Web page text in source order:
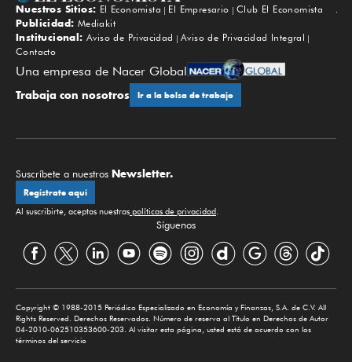
Subir
Nuestros Sitios: El Economista El Empresario
Club El Economista
Publicidad: Mediakit
Institucional: Aviso de Privacidad
Aviso de Privacidad Integral
Contacto
Una empresa de Nacer Global
Trabaja con nosotros Ir a la bolsa de trabajo
Suscríbete a nuestros Newsletter.
Regístrate aquí
Al suscribirte, aceptas nuestras políticas de privacidad.
Síguenos
Copyright © 1988-2015 Periódico Especializado en Economía y Finanzas, S.A. de C.V. All
Rights Reserved. Derechos Reservados. Número de reserva al Título en Derechos de Autor
04-2010-062510353600-203. Al visitar esta página, usted está de acuerdo con los
términos del servicio